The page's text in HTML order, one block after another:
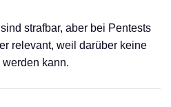
strafbar, aber bei Pentests
relevant, weil darüber keine
kann.